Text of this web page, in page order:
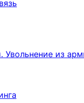
Увольнение из